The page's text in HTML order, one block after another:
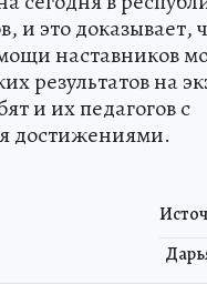
и это доказывает,
наставников
результатов на
и их педагогов с
достижениями.